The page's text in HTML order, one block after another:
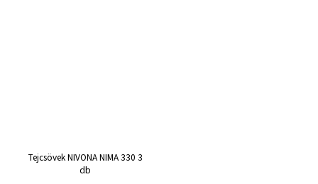
Tejcsövek NIVONA NIMA 330 3
db